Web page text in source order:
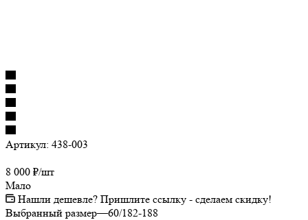
Артикул: 438-003
8 000 ₽/шт
Мало
Нашли дешевле? Пришлите ссылку - сделаем скидку!
Выбранный размер—60/182-188